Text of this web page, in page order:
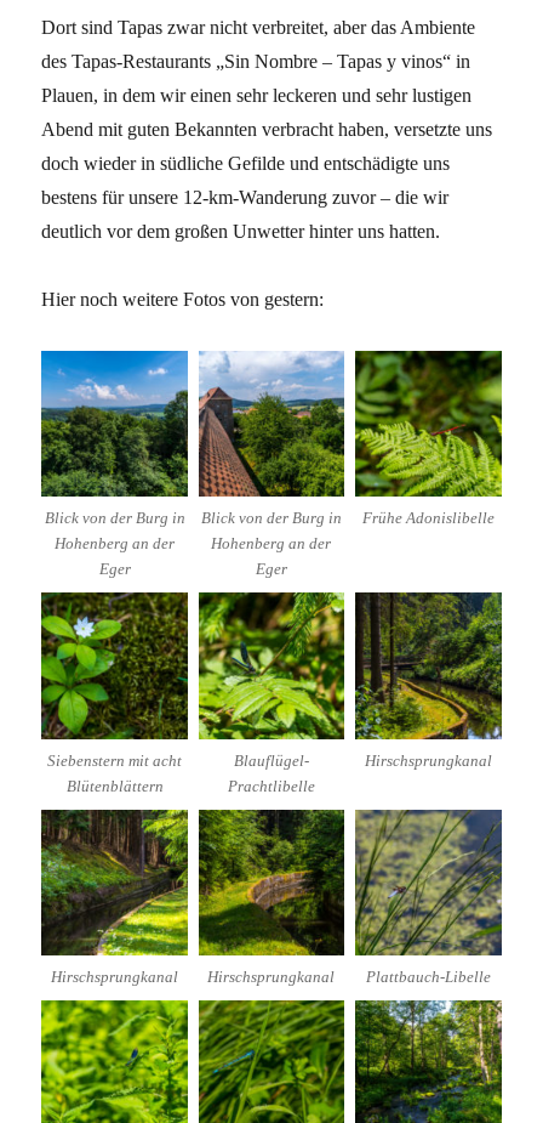
Dort sind Tapas zwar nicht verbreitet, aber das Ambiente
des Tapas-Restaurants „Sin Nombre – Tapas y vinos“ in
Plauen, in dem wir einen sehr leckeren und sehr lustigen
Abend mit guten Bekannten verbracht haben, versetzte uns
doch wieder in südliche Gefilde und entschädigte uns
bestens für unsere 12-km-Wanderung zuvor – die wir
deutlich vor dem großen Unwetter hinter uns hatten.
Hier noch weitere Fotos von gestern:
Blick von der Burg in
Hohenberg an der
Eger
Blick von der Burg in
Hohenberg an der
Eger
Frühe Adonislibelle
Siebenstern mit acht
Blütenblättern
Blauflügel-
Prachtlibelle
Hirschsprungkanal
Hirschsprungkanal Hirschsprungkanal Plattbauch-Libelle